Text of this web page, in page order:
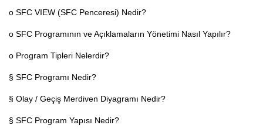
o SFC VIEW (SFC Penceresi) Nedir?
o SFC Programının ve Açıklamaların Yönetimi Nasıl Yapılır?
o Program Tipleri Nelerdir?
§ SFC Programı Nedir?
§ Olay / Geçiş Merdiven Diyagramı Nedir?
§ SFC Program Yapısı Nedir?